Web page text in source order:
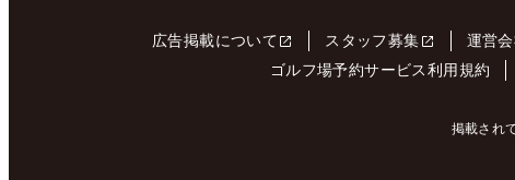
広告掲載について スタッフ募集 運営
ゴルフ場予約サービス利用規約
掲載され